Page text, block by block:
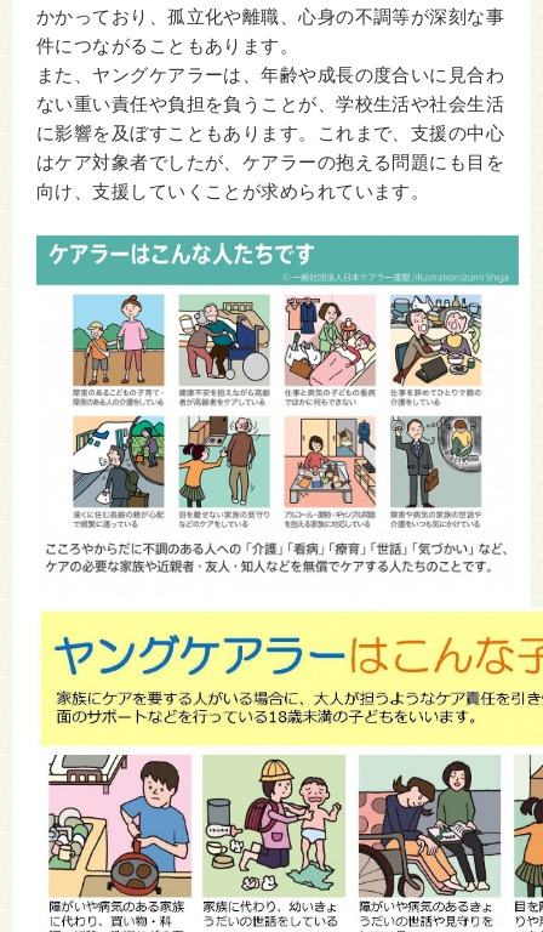
かかっており、孤立化や離職、心身の不調等が深刻な事
件につながることもあります。
また、ヤングケアラーは、年齢や成長の度合いに見合わ
ない重い責任や負担を負うことが、学校生活や社会生活
に影響を及ぼすこともあります。これまで、支援の中心
はケア対象者でしたが、ケアラーの抱える問題にも目を
向け、支援していくことが求められています。